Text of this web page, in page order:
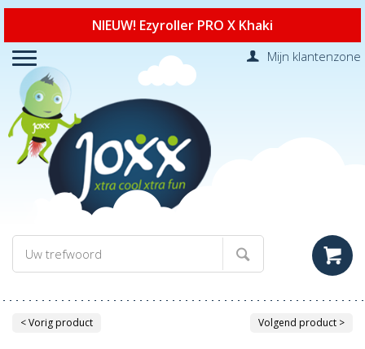
NIEUW! Ezyroller PRO X Khaki
Mijn klantenzone
< Vorig product Volgend product >